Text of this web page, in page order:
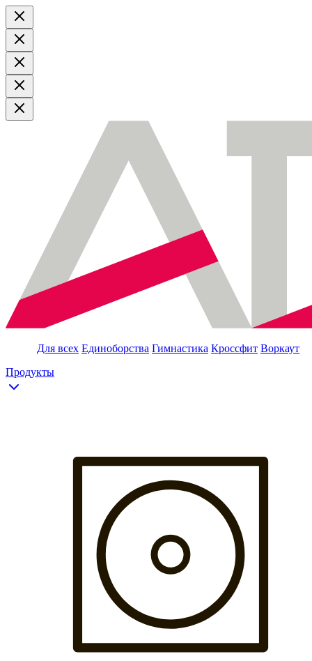
Для всех Единоборства Гимнастика Кроссфит Воркаут
Продукты